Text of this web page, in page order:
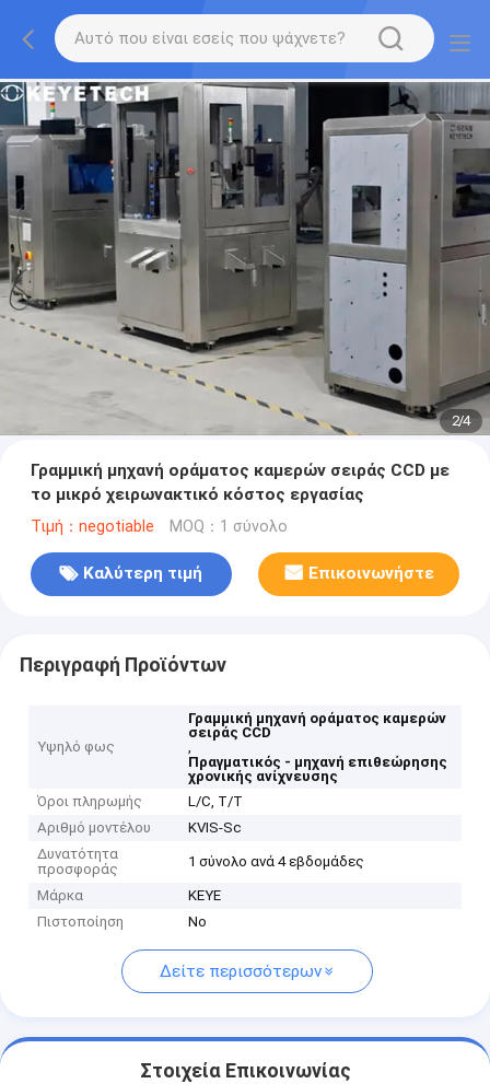
2/4
Γραμμική μηχανή οράματος καμερών σειράς CCD με
το μικρό χειρωνακτικό κόστος εργασίας
Τιμή：negotiable MOQ：1 σύνολο
Καλύτερη τιμή Επικοινωνήστε
Περιγραφή Προϊόντων
Υψηλό φως
Γραμμική μηχανή οράματος καμερών
σειράς CCD
,
Πραγματικός - μηχανή επιθεώρησης
χρονικής ανίχνευσης
Όροι πληρωμής
L/C, T/T
Αριθμό μοντέλου
KVIS-Sc
Δυνατότητα
προσφοράς
1 σύνολο ανά 4 εβδομάδες
Μάρκα
KEYE
Πιστοποίηση
No
Δείτε περισσότερων
Στοιχεία Επικοινωνίας